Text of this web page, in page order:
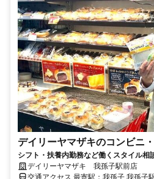
デイリーヤマザキのコンビニ
シフト・扶養内勤務など働くスタイル相
校などプライベートと両立できます！
デイリーヤマザキ 我孫子駅前店
交通アクセス 最寄